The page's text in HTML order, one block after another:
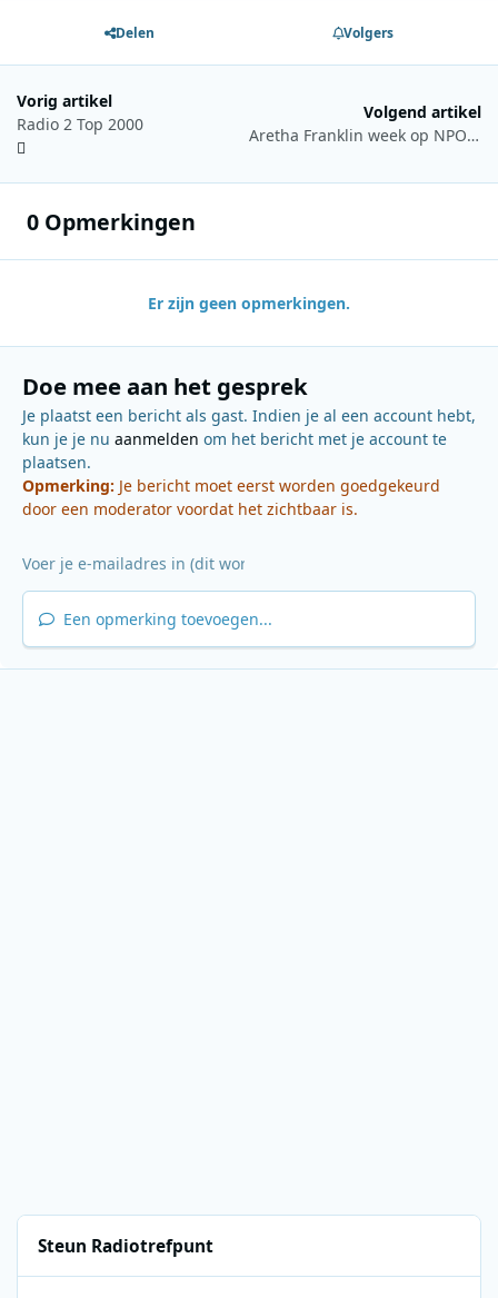
Delen Volgers
Vorig artikel
Radio 2 Top 2000
Volgend artikel
Aretha Franklin week op NPO Radio 6
0 Opmerkingen
Er zijn geen opmerkingen.
Doe mee aan het gesprek
Je plaatst een bericht als gast. Indien je al een account hebt,
kun je je nu aanmelden om het bericht met je account te
plaatsen.
Opmerking: Je bericht moet eerst worden goedgekeurd
door een moderator voordat het zichtbaar is.
Een opmerking toevoegen...
Steun Radiotrefpunt